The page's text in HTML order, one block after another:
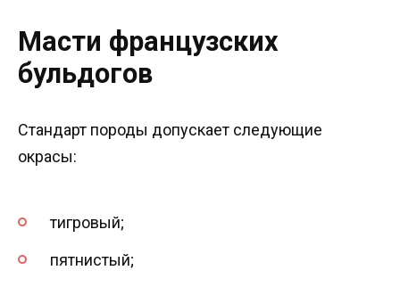
Масти французских
бульдогов
Стандарт породы допускает следующие
окрасы:
тигровый;
пятнистый;